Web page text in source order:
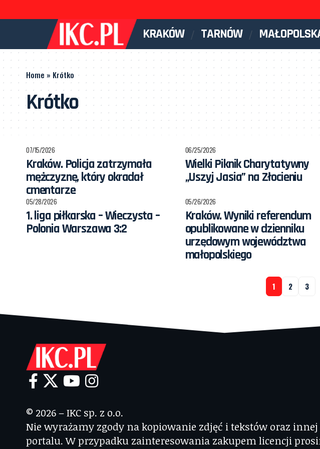
KRAKÓW TARNÓW
Home » Krótko
Krótko
07/15/2026
Kraków. Policja zatrzymała
mężczyznę, który okradał
cmentarze
06/25/2026
Wielki Piknik Charytatywny
„Uszyj Jasia” na Złocieniu
05/28/2026
1. liga piłkarska – Wieczysta –
Polonia Warszawa 3:2
05/26/2026
Kraków. Wyniki referendum
opublikowane w dzienniku
urzędowym województwa
małopolskiego
1 2 3
© 2026 – IKC sp. z o.o.
Nie wyrażamy zgody na kopiowanie zdjęć i tekstów oraz
portalu. W przypadku zainteresowania zakupem licencji